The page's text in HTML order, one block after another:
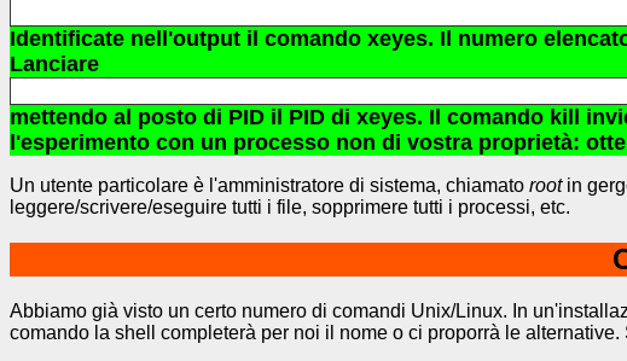
Identificate nell'output il comando xeyes. Il numero
Lanciare
mettendo al posto di PID il PID di xeyes. Il comando kill
l'esperimento con un processo non di vostra proprietà:
Un utente particolare è l'amministratore di sistema, chiamato rootin
leggere/scrivere/eseguire tutti i file, sopprimere tutti i processi, etc.
Abbiamo già visto un certo numero di comandi Unix/Linux. In
comando la shell completerà per noi il nome o ci proporrà le